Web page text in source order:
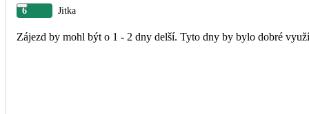
6 Jitka
Zájezd by mohl být o 1 - 2 dny delší. Tyto dny by bylo dobré